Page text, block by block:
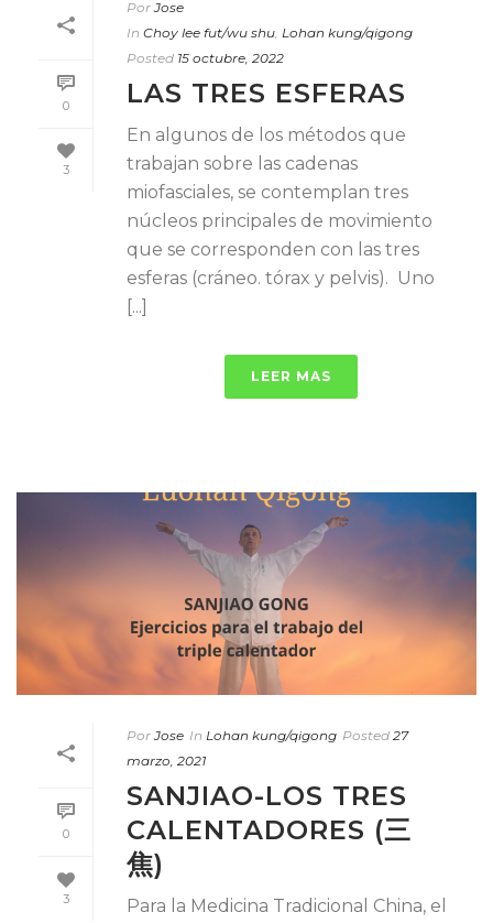
0
3
Por Jose
In Choy lee fut/wu shu Lohan kung/qigong
Posted 15 octubre, 2022
LAS TRES ESFERAS
En algunos de los métodos que
trabajan sobre las cadenas
miofasciales, se contemplan tres
núcleos principales de movimiento
que se corresponden con las tres
esferas (cráneo. tórax y pelvis). Uno
[...]
LEER MAS
0
3
Por Jose In Lohan kung/qigong Posted 27
marzo, 2021
SANJIAO-LOS TRES
CALENTADORES (三
焦)
Para la Medicina Tradicional China, el